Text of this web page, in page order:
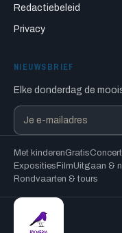
Redactiebeleid
Privacy
NIEUWSBRIEF
Elke donderdag de
Met kinderenGratis
Exposities FilmUitgaan &
Rondvaarten & tours